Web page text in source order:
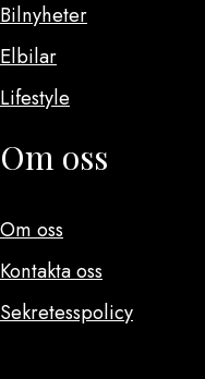
Bilnyheter
Elbilar
Lifestyle
Om oss
Om oss
Kontakta oss
Sekretesspolicy